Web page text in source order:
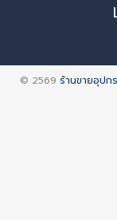
© 2569 ร้านขายอุป